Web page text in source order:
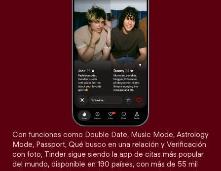
Con funciones como Double Date, Music Mode, Astrology
Mode, Passport, Qué busco en una relación y Verificación
con foto, Tinder sigue siendo la app de citas más popular
del mundo, disponible en 190 países, con más de 55 mil